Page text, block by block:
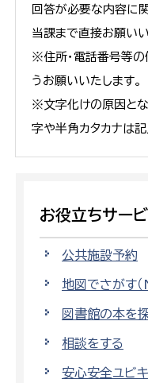
回答が必要な内容に
当課まで直接お願いい
※住所・電話番号等
うお願いいたします。
※文字化けの原因と
字や半角カタカナは記
お役立ちサー
公共施設予約
地図でさがす
図書館の本を
相談をする
安心安全ユビ